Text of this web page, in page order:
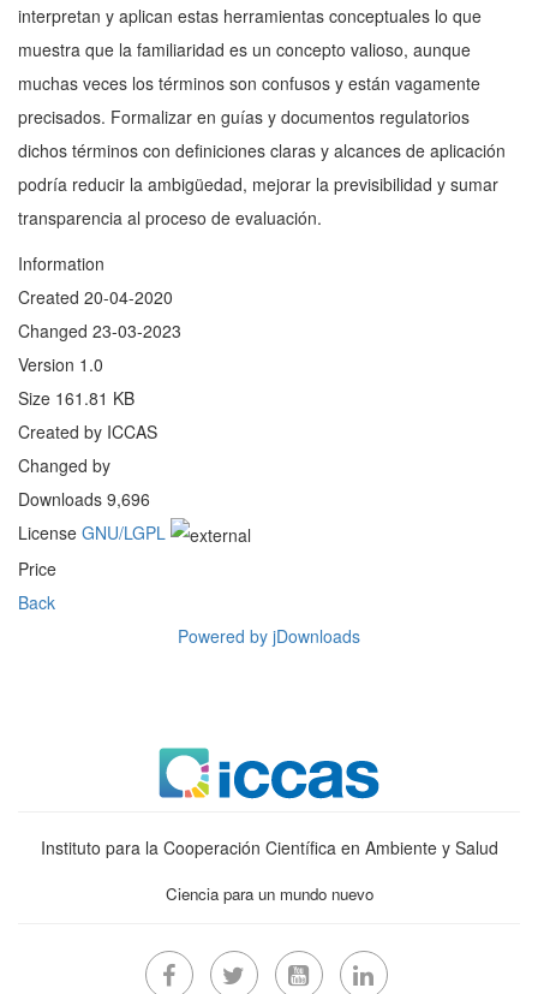
interpretan y aplican estas herramientas conceptuales lo que
muestra que la familiaridad es un concepto valioso, aunque
muchas veces los términos son confusos y están vagamente
precisados. Formalizar en guías y documentos regulatorios
dichos términos con definiciones claras y alcances de aplicación
podría reducir la ambigüedad, mejorar la previsibilidad y sumar
transparencia al proceso de evaluación.
Information
Created 20-04-2020
Changed 23-03-2023
Version 1.0
Size 161.81 KB
Created by ICCAS
Changed by
Downloads 9,696
License GNU/LGPL
Price
Back
Powered by jDownloads
Instituto para la Cooperación Científica en Ambiente y Salud
Ciencia para un mundo nuevo